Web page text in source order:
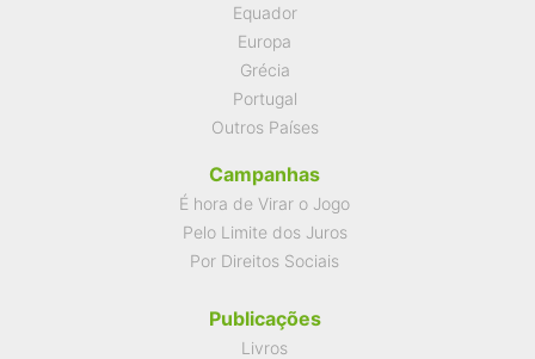
Equador
Europa
Grécia
Portugal
Outros Países
Campanhas
É hora de Virar o Jogo
Pelo Limite dos Juros
Por Direitos Sociais
Publicações
Livros